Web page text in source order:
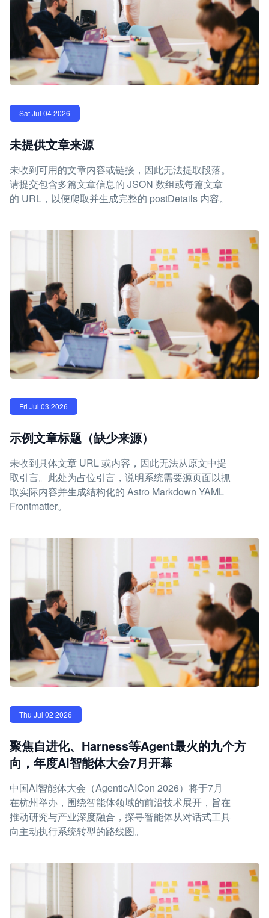
Sat Jul 04 2026
未提供文章来源
未收到可用的文章内容或链接，因此无法提取段落。
请提交包含多篇文章信息的 JSON 数组或每篇文章
的 URL，以便爬取并生成完整的 postDetails 内容。
Fri Jul 03 2026
示例文章标题（缺少来源）
未收到具体文章 URL 或内容，因此无法从原文中提
取引言。此处为占位引言，说明系统需要源页面以抓
取实际内容并生成结构化的 Astro Markdown YAML
Frontmatter。
Thu Jul 02 2026
聚焦自进化、Harness等Agent最火的九个方
向，年度AI智能体大会7月开幕
中国AI智能体大会（AgenticAICon 2026）将于7月
在杭州举办，围绕智能体领域的前沿技术展开，旨在
推动研究与产业深度融合，探寻智能体从对话式工具
向主动执行系统转型的路线图。